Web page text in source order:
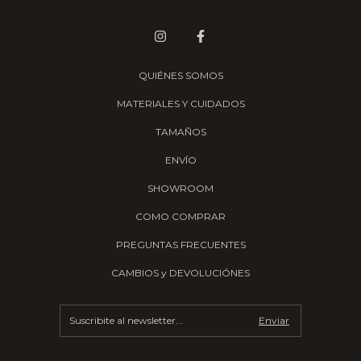
QUIÉNES SOMOS
MATERIALES Y CUIDADOS
TAMAÑOS
ENVÍO
SHOWROOM
COMO COMPRAR
PREGUNTAS FRECUENTES
CAMBIOS y DEVOLUCIÓNES